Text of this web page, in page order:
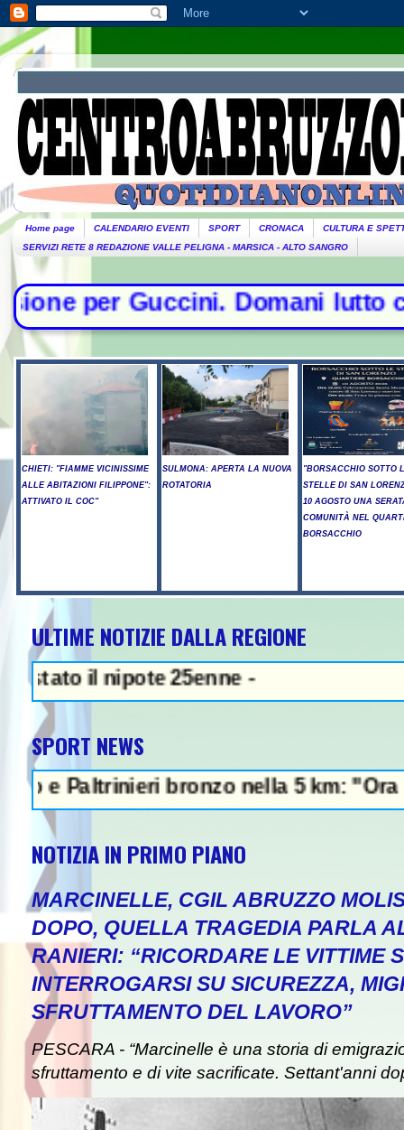
Home page CALENDARIO EVENTI SPORT CRONACA
CULTURA E
SERVIZI RETE 8 REDAZIONE VALLE PELIGNA - MARSICA - ALTO SANGRO
Domani lutto
CHIETI: "FIAMME VICINISSIME
ALLE ABITAZIONI FILIPPONE":
ATTIVATO IL COC"
SULMONA: APERTA LA NUOVA
ROTATORIA
"BORSACCHIO SOTTO
STELLE DI SAN
10 AGOSTO UNA
COMUNITÀ NEL
BORSACCHIO
ULTIME NOTIZIE DALLA REGIONE
il nipote 25enne -
SPORT NEWS
bronzo nella 5 km: "Ora ci
NOTIZIA IN PRIMO PIANO
MARCINELLE, CGIL ABRUZZO
DOPO, QUELLA TRAGEDIA PARLA
RANIERI: “RICORDARE LE VITTIME
INTERROGARSI SU SICUREZZA,
SFRUTTAMENTO DEL LAVORO”
PESCARA - “Marcinelle è una storia di
sfruttamento e di vite sacrificate. Settant'anni
NEWS IN EVIDENZA -